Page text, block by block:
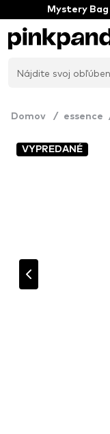
Mystery Bag
Domov / essence
VYPREDANÉ